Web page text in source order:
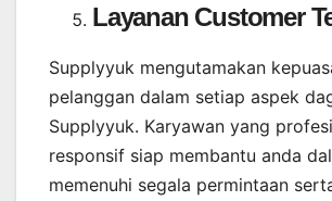
Layanan Customer
Supplyyuk mengutamakan
pelanggan dalam setiap aspek
Supplyyuk. Karyawan yang
responsif siap membantu anda
memenuhi segala permintaan